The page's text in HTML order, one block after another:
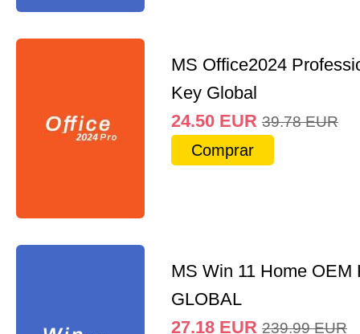
MS Office2024
Key Global
24.50 EUR 39.78 EUR
Comprar
MS Win 11 Home OEM
GLOBAL
27.18 EUR 239.99 EUR